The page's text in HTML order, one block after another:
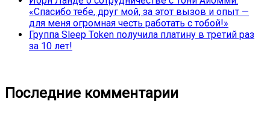
«Спасибо тебе, друг мой, за этот вызов и опыт —
для меня огромная честь работать с тобой!»
Группа Sleep Token получила платину в третий раз
за 10 лет!
Последние комментарии